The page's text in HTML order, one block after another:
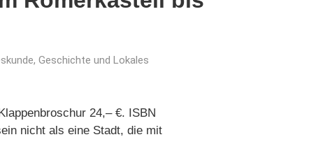
Geschichte und Lokales
24,– €. ISBN
nicht als eine Stadt, die mit